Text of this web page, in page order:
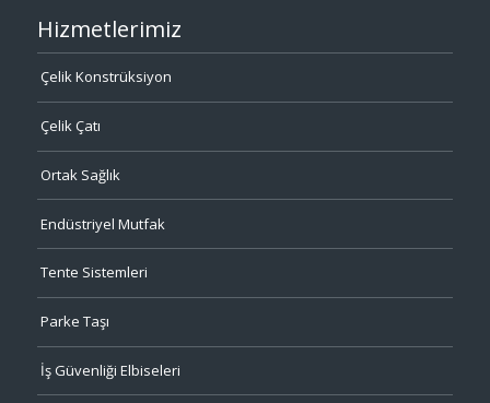
Hizmetlerimiz
Çelik Konstrüksiyon
Çelik Çatı
Ortak Sağlık
Endüstriyel Mutfak
Tente Sistemleri
Parke Taşı
İş Güvenliği Elbiseleri